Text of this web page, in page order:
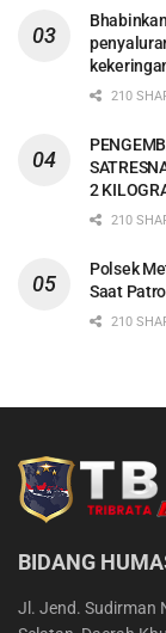
210
2
210
Polsek
Saat
210
BIDANG
Jl. Jend. Sudirman